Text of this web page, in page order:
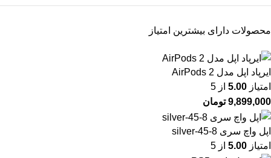
محصولات دارای بیشترین امتیاز
ایرپاد اپل مدل AirPods 2
امتیاز 5.00 از 5
9,899,000 تومان
اپل واچ سری 8-45-silver
امتیاز 5.00 از 5